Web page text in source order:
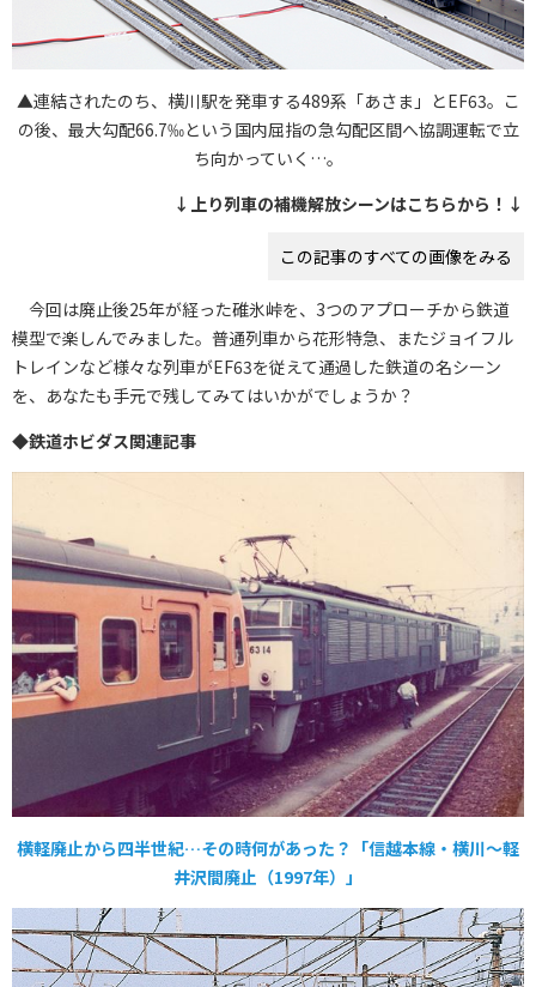
▲連結されたのち、横川駅を発車する489系「あさま」とEF63。こ
の後、最大勾配66.7‰という国内屈指の急勾配区間へ協調運転で立
ち向かっていく…。
↓上り列車の補機解放シーンはこちらから！↓
この記事のすべての画像をみる
今回は廃止後25年が経った碓氷峠を、3つのアプローチから鉄道
模型で楽しんでみました。普通列車から花形特急、またジョイフル
トレインなど様々な列車がEF63を従えて通過した鉄道の名シーン
を、あなたも手元で残してみてはいかがでしょうか？
◆鉄道ホビダス関連記事
横軽廃止から四半世紀…その時何があった？「信越本線・横川～軽
井沢間廃止（1997年）」